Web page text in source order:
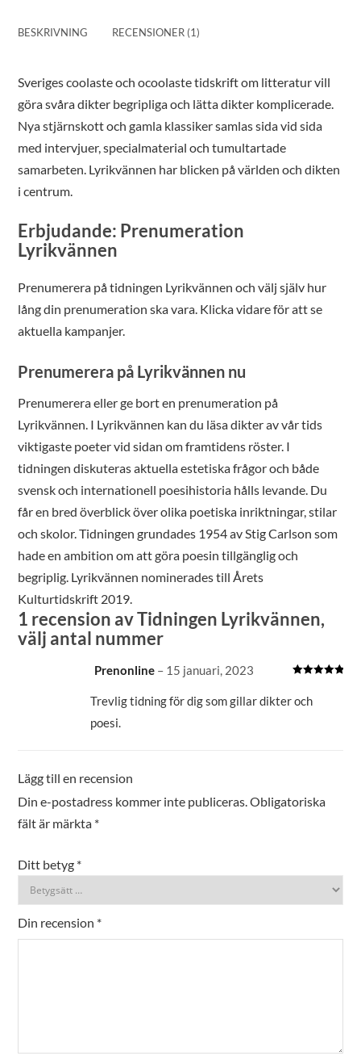
BESKRIVNING RECENSIONER (1)
Sveriges coolaste och ocoolaste tidskrift om litteratur vill
göra svåra dikter begripliga och lätta dikter komplicerade.
Nya stjärnskott och gamla klassiker samlas sida vid sida
med intervjuer, specialmaterial och tumultartade
samarbeten. Lyrikvännen har blicken på världen och dikten
i centrum.
Erbjudande: Prenumeration
Lyrikvännen
Prenumerera på tidningen Lyrikvännen och välj själv hur
lång din prenumeration ska vara. Klicka vidare för att se
aktuella kampanjer.
Prenumerera på Lyrikvännen nu
Prenumerera eller ge bort en prenumeration på
Lyrikvännen. I Lyrikvännen kan du läsa dikter av vår tids
viktigaste poeter vid sidan om framtidens röster. I
tidningen diskuteras aktuella estetiska frågor och både
svensk och internationell poesihistoria hålls levande. Du
får en bred överblick över olika poetiska inriktningar, stilar
och skolor. Tidningen grundades 1954 av Stig Carlson som
hade en ambition om att göra poesin tillgänglig och
begriplig. Lyrikvännen nominerades till Årets
Kulturtidskrift 2019.
1 recension avTidningen Lyrikvännen,
välj antal nummer
Prenonline – 15 januari, 2023
Trevlig tidning för dig som gillar dikter och
poesi.
Lägg till en recension
Din e-postadress kommer inte publiceras.Obligatoriska
fält är märkta *
Ditt betyg *
Din recension *